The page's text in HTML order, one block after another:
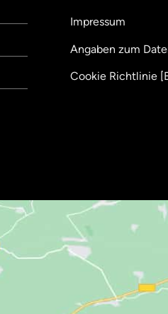
Impressum
Angaben zum
Cookie Richtlinie